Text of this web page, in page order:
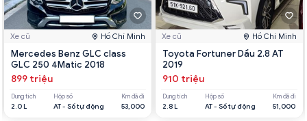
Xe cũ Hồ Chí Minh
Mercedes Benz GLC class
GLC 250 4Matic 2018
899 triệu
Dung tích
2.0 L
Hộp số
AT - Số tự động
Km đã đi
53,000
Xe cũ Hồ Chí Minh
Toyota Fortuner Dầu 2.8 AT
2019
910 triệu
Dung tích
2.8 L
Hộp số
AT - Số tự động
Km đã đi
51,000